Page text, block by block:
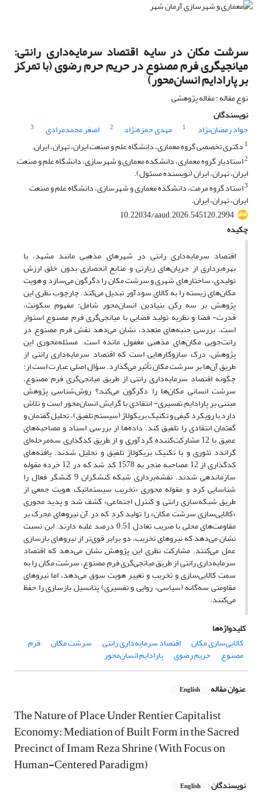
سرشت مکان در سایه اقتصاد سرمایه‌داری رانتی:
میانجیگری فرم مصنوع در حریم حرم رضوی (با تمرکز
بر پارادایم انسان‌محور)
نوع مقاله : مقاله پژوهشی
نویسندگان
جواد رمضان‌نژاد
1 مهدی حمزه‌نژاد 2 اصغر محمد‌مرادی
3
1 دکتری تخصصی گروه معماری، دانشگاه علم و صنعت ایران، تهران، ایران.
2استادیار گروه معماری، دانشکده معماری و شهرسازی، دانشگاه علم و صنعت
ایران، تهران، ایران (نویسنده مسئول).
3استاد گروه مرمت، دانشکده معماری و شهرسازی، دانشگاه علم و صنعت
ایران، تهران، ایران.
10.22034/aaud.2026.545120.2994
چکیده
اقتصاد سرمایه‌داری رانتی در شهرهای مذهبی مانند مشهد، با
بهره‌برداری از جریان‌های زیارتی و منابع انحصاری بدون خلق ارزش
تولیدی، ساختارهای شهری و سرشت مکان را دگرگون می‌سازد و هویت
مکان‌های زیسته را به کالای سودآور تبدیل می‌کند. چارچوب نظری این
پژوهش بر سه رکن بنیادین انسان‌محور شامل: مفهوم سکونت،
قدرت- فضا و نظریه تولید فضایی با میانجی‌گری فرم مصنوع استوار
است. بررسی جنبه‌های متعدد، نشان می‌دهد نقش فرم مصنوع در
رانت‌جویی مکان‌های مذهبی مغفول مانده است. مسئله‌محوری این
پژوهش، درک سازوکارهایی است که اقتصاد سرمایه‌داری رانتی از
طریق آن‌ها بر سرشت مکان تأثیر می‌گذارد. سؤال اصلی عبارت است از:
چگونه اقتصاد سرمایه‌داری رانتی از طریق میانجی‌گری فرم مصنوع،
سرشت انسانی مکان‌ها را دگرگون می‌کند؟ روش‌شناسی پژوهش
مبتنی بر پارادایم تفسیری- انتقادی با گرایش انسان‌محور است و تلاش
دارد با رویکرد کیفی و تکنیک بریکولاژ (سیستم تلفیق)، تحلیل گفتمان و
گفتمان انتقادی را تلفیق کند. داده‌ها از بررسی اسناد و مصاحبه‌های
عمیق با 12 مشارکت‌کننده گردآوری و از طریق کدگذاری سه‌مرحله‌ای
گراندد تئوری و با تکنیک بریکولاژ تلفیق و تحلیل شدند. یافته‌های
کدگذاری از 12 مصاحبه منجر به 1578 کد شد که در 12 خرده مقوله
سازماندهی شدند. نقشه‌برداری شبکه کنشگران 9 کنشگر فعال را
شناسایی کرد و مقوله محوری «تخریب سیستماتیک هویت جمعی از
طریق شبکه‌سازی رانتی و کنترل اجتماعی» کشف شد و پدید محوری
«کالایی‌سازی سرشت مکان» را تولید کرد که در آن نیروهای محرک بر
مقاومت‌های محلی با ضریب تعادل 51.‏0 درصد غلبه دارند. این نسبت
نشان می‌دهد که نیروهای تخریب، دو برابر قوی‌تر از نیروهای بازسازی
عمل می‌کنند. مشارکت نظری این پژوهش نشان می‌دهد که اقتصاد
سرمایه‌داری رانتی از طریق میانجی‌گری فرم مصنوع، سرشت مکان را به
سمت کالایی‌سازی و تخریب و تغییر هویت سوق می‌دهد، اما نیروهای
مقاومتی سه‌گانه (سیاسی، روایی و تفسیری) پتانسیل بازسازی را حفظ
می‌کنند.
کلیدواژه‌ها
کالایی‌سازی مکان
اقتصاد سرمایه‌داری رانتی سرشت مکان فرم
مصنوع حریم رضوی پارادایم انسان‌محور
عنوان مقاله English
The Nature of Place Under Rentier Capitalist
Economy: Mediation of Built Form in the Sacred
Precinct of Imam Reza Shrine (With Focus on
Human-Centered Paradigm)
نویسندگان English